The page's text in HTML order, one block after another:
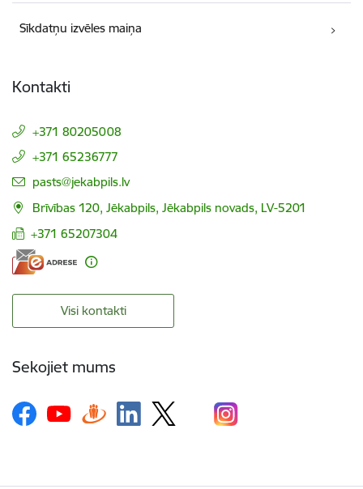
Sīkdatņu izvēles maiņa
Kontakti
+371 80205008
+371 65236777
E-pasts:
pasts@jekabpils.lv
Brīvības 120, Jēkabpils, Jēkabpils novads, LV-5201
+371 65207304
Visi kontakti
Sekojiet mums